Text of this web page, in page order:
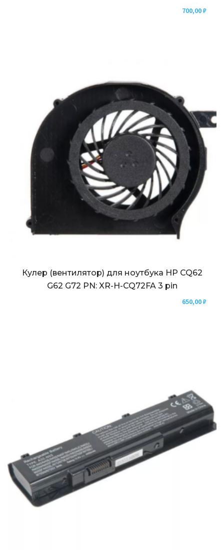
700,00₽
Кулер (вентилятор) для ноутбука HP CQ62
G62 G72 PN: XR-H-CQ72FA 3 pin
650,00₽